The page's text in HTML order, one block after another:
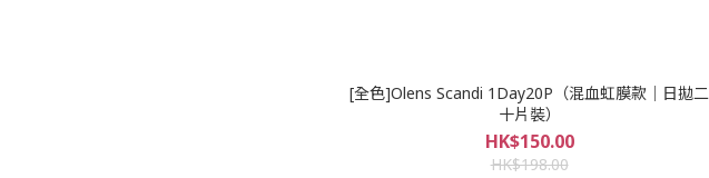
[全色]Olens Scandi 1Day20P（混血虹膜款｜日拋二
十片裝）
HK$150.00
HK$198.00